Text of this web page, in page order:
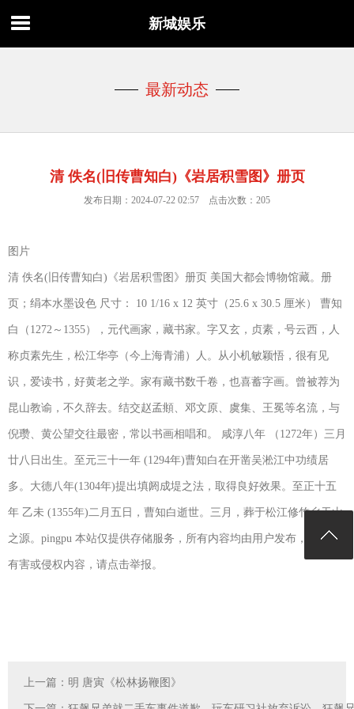
新城娱乐
最新动态
清 佚名(旧传曹知白)《岩居积雪图》册页
发布日期：2024-07-22 02:57 点击次数：205
图片
清 佚名(旧传曹知白)《岩居积雪图》册页 美国大都会博物馆藏。册
页；绢本水墨设色 尺寸： 10 1/16 x 12 英寸（25.6 x 30.5 厘米） 曹知
白（1272～1355），元代画家，藏书家。字又玄，贞素，号云西，人
称贞素先生，松江华亭（今上海青浦）人。从小机敏颖悟，很有见
识，爱读书，好黄老之学。家有藏书数千卷，也喜蓄字画。曾被荐为
昆山教谕，不久辞去。结交赵孟頫、邓文原、虞集、王冕等名流，与
倪瓒、黄公望交往最密，常以书画相唱和。 咸淳八年 （1272年）三月
廿八日出生。至元三十一年 (1294年)曹知白在开凿吴淞江中功绩居
多。大德八年(1304年)提出填阏成堤之法，取得良好效果。至正十五
年 乙未 (1355年)二月五日，曹知白逝世。三月，葬于松江修竹乡干山
之源。pingpu 本站仅提供存储服务，所有内容均由用户发布，如发现
有害或侵权内容，请点击举报。
上一篇： 明 唐寅《松林扬鞭图》